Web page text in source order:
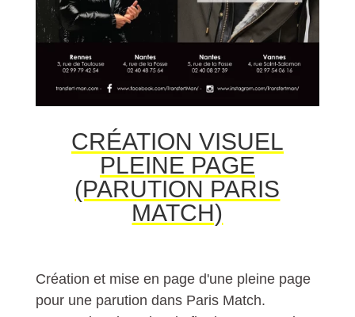
CRÉATION VISUEL
PLEINE PAGE
(PARUTION PARIS
MATCH)
Création et mise en page d'une pleine page
pour une parution dans Paris Match.